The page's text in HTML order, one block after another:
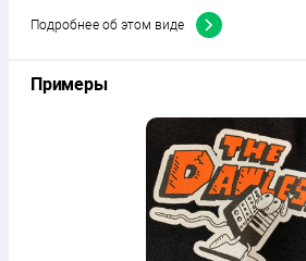
Подробнее об этом виде
Примеры